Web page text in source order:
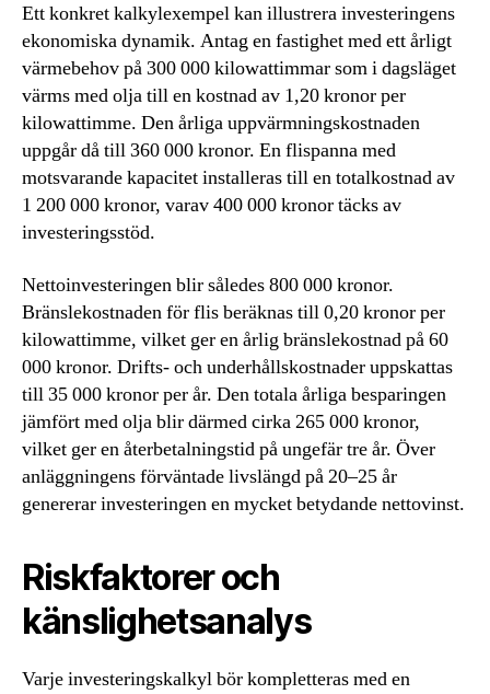
Ett konkret kalkylexempel kan illustrera investeringens
ekonomiska dynamik. Antag en fastighet med ett årligt
värmebehov på 300 000 kilowattimmar som i dagsläget
värms med olja till en kostnad av 1,20 kronor per
kilowattimme. Den årliga uppvärmningskostnaden
uppgår då till 360 000 kronor. En flispanna med
motsvarande kapacitet installeras till en totalkostnad av
1 200 000 kronor, varav 400 000 kronor täcks av
investeringsstöd.
Nettoinvesteringen blir således 800 000 kronor.
Bränslekostnaden för flis beräknas till 0,20 kronor per
kilowattimme, vilket ger en årlig bränslekostnad på 60
000 kronor. Drifts- och underhållskostnader uppskattas
till 35 000 kronor per år. Den totala årliga besparingen
jämfört med olja blir därmed cirka 265 000 kronor,
vilket ger en återbetalningstid på ungefär tre år. Över
anläggningens förväntade livslängd på 20–25 år
genererar investeringen en mycket betydande nettovinst.
Riskfaktorer och
känslighetsanalys
Varje investeringskalkyl bör kompletteras med en